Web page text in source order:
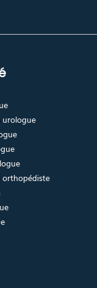
urologue
orthopédiste